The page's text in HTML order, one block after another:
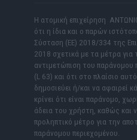
Η ατομική επιχείρηση
ότι η ίδια και ο παρών
Σύσταση (ΕΕ) 2018/334 της
2018 σχετικά με τα μέτρα για
αντιμετώπιση του παράνομου
(L 63) και ότι στο πλαίσιο
δημοσιεύει ή/και να αφαιρεί
κρίνει ότι είναι παράνομο,
άδεια του χρήστη, καθώς και
προληπτικό μέτρο για την
παράνομου περιεχομένου.